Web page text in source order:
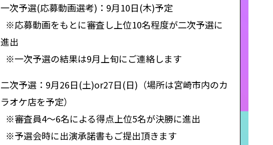
一次予選(応募動画選考)：9月10日(木)予定
※応募動画をもとに審査し上位10名程度が二次予選に
進出
※一次予選の結果は9月上旬にご連絡します
二次予選：9月26日(土)or27日(日)（場所は宮崎市内のカ
ラオケ店を予定）
※審査員4～6名による得点上位5名が決勝に進出
※予選会時に出演承諾書もご提出頂きます